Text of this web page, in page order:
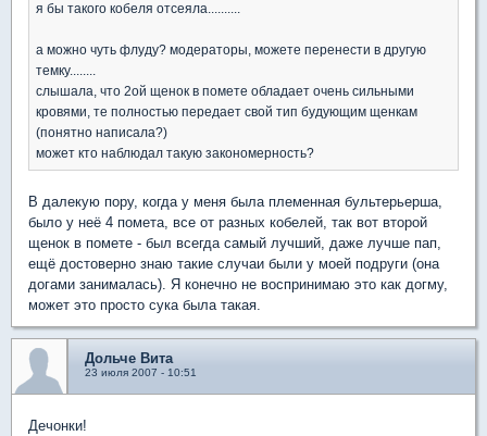
я бы такого кобеля отсеяла..........
а можно чуть флуду? модераторы, можете перенести в другую
темку........
слышала, что 2ой щенок в помете обладает очень сильными
кровями, те полностью передает свой тип будующим щенкам
(понятно написала?)
может кто наблюдал такую закономерность?
В далекую пору, когда у меня была племенная бультерьерша,
было у неё 4 помета, все от разных кобелей, так вот второй
щенок в помете - был всегда самый лучший, даже лучше пап,
ещё достоверно знаю такие случаи были у моей подруги (она
догами занималась). Я конечно не воспринимаю это как догму,
может это просто сука была такая.
Дольче Вита
23 июля 2007 - 10:51
Дечонки!